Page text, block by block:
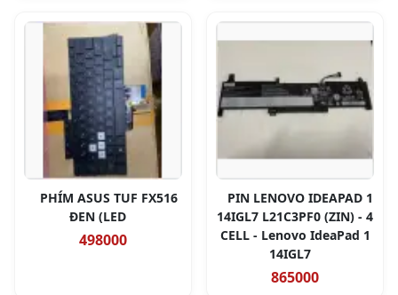
PHÍM ASUS TUF FX516
ĐEN (LED
498000
PIN LENOVO IDEAPAD 1
14IGL7 L21C3PF0 (ZIN) - 4
CELL - Lenovo IdeaPad 1
14IGL7
865000